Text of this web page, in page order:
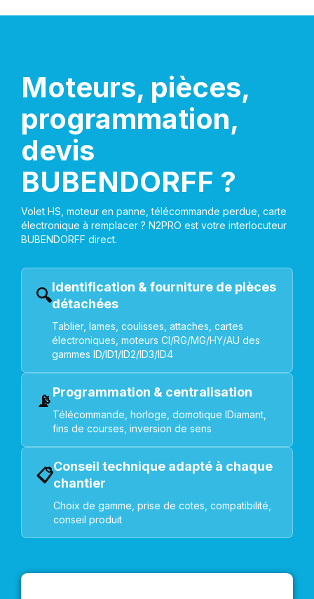
Moteurs, pièces,
programmation,
devis
BUBENDORFF ?
Volet HS, moteur en panne, télécommande perdue, carte
électronique à remplacer ? N2PRO est votre interlocuteur
BUBENDORFF direct.
🔍Identification & fourniture de pièces
détachées
Tablier, lames, coulisses, attaches, cartes
électroniques, moteurs CI/RG/MG/HY/AU des
gammes ID/ID1/ID2/ID3/ID4
📡Programmation & centralisation
Télécommande, horloge, domotique IDiamant,
fins de courses, inversion de sens
📋Conseil technique adapté à chaque
chantier
Choix de gamme, prise de cotes, compatibilité,
conseil produit